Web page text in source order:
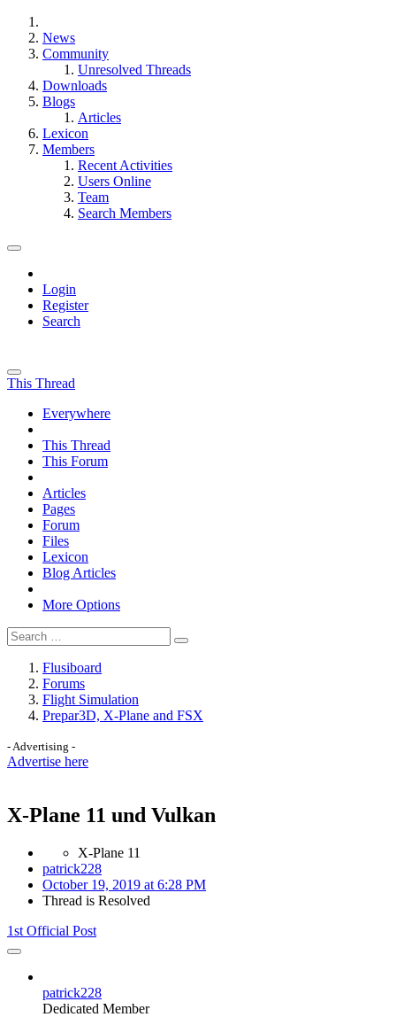
News
Community
Unresolved Threads
Downloads
Blogs
Articles
Lexicon
Members
Recent Activities
Users Online
Team
Search Members
Login
Register
Search
This Thread
Everywhere
This Thread
This Forum
Articles
Pages
Forum
Files
Lexicon
Blog Articles
More Options
Flusiboard
Forums
Flight Simulation
Prepar3D, X-Plane and FSX
- Advertising -
Advertise here
X-Plane 11 und Vulkan
X-Plane 11
patrick228
October 19, 2019 at 6:28 PM
Thread is Resolved
1st Official Post
patrick228
Dedicated Member